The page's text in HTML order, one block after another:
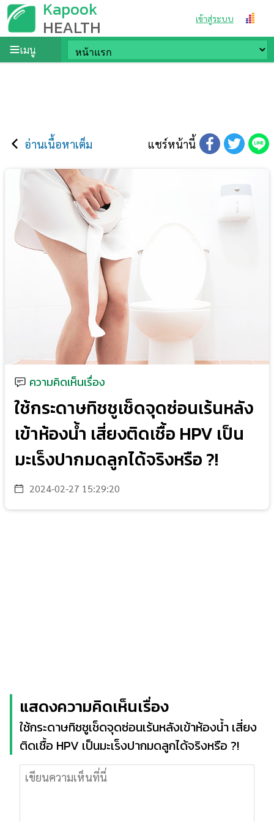
Kapook
HEALTH เข้าสู่ระบบ
เมนู
อ่านเนื้อหาเต็ม แชร์หน้านี้
ความคิดเห็นเรื่อง
ใช้กระดาษทิชชูเช็ดจุดซ่อนเร้นหลัง
เข้าห้องน้ำ เสี่ยงติดเชื้อ HPV เป็น
มะเร็งปากมดลูกได้จริงหรือ ?!
2024-02-27 15:29:20
แสดงความคิดเห็นเรื่อง
ใช้กระดาษทิชชูเช็ดจุดซ่อนเร้นหลังเข้าห้องน้ำ เสี่ยง
ติดเชื้อ HPV เป็นมะเร็งปากมดลูกได้จริงหรือ ?!